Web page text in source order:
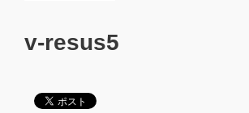
v-resus5